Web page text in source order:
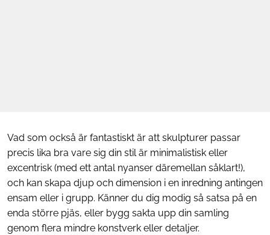
Vad som också är fantastiskt är att skulpturer passar
precis lika bra vare sig din stil är minimalistisk eller
excentrisk (med ett antal nyanser däremellan såklart!),
och kan skapa djup och dimension i en inredning antingen
ensam eller i grupp. Känner du dig modig så satsa på en
enda större pjäs, eller bygg sakta upp din samling
genom flera mindre konstverk eller detaljer.